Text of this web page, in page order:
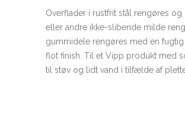
Overflader i rustfrit stål rengøres
eller andre ikke-slibende milde
gummidele rengøres med en
flot finish. Til et Vipp produkt med
til støv og lidt vand i tilfælde af